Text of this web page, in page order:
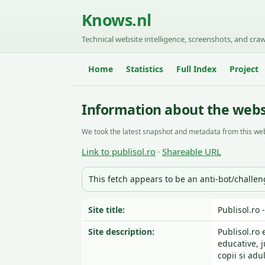
Knows.nl
Technical website intelligence, screenshots, and
Home Statistics Full Index Project
Information about the
We took the latest snapshot and metadata from this
Link to publisol.ro · Shareable URL
This fetch appears to be an anti-bot/
Site title:
Publisol.ro
Site description:
Publisol.ro
educative,
copii si